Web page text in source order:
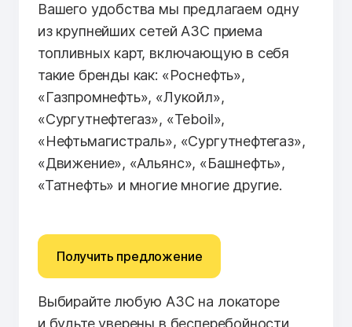
Вашего удобства мы предлагаем одну
из крупнейших сетей АЗС приема
топливных карт, включающую в себя
такие бренды как: «Роснефть»,
«Газпромнефть», «Лукойл»,
«Сургутнефтегаз», «Teboil»,
«Нефтьмагистраль», «Сургутнефтегаз»,
«Движение», «Альянс», «Башнефть»,
«Татнефть» и многие многие другие.
Получить предложение
Выбирайте любую АЗС на локаторе
и будьте уверены в бесперебойности